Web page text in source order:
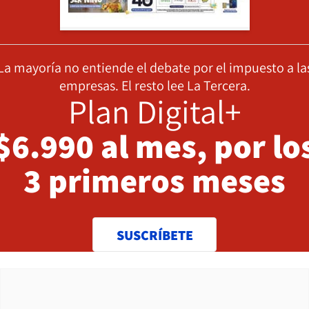
mayoría no entiende el debate por el impuesto a
empresas. El resto lee La Tercera.
Plan Digital+
al mes, por
3 primeros meses
SUSCRÍBETE